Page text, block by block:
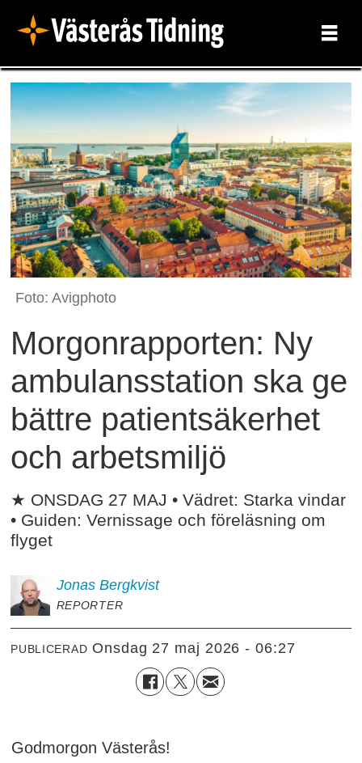
Foto: Avigphoto
Morgonrapporten: Ny
ambulansstation ska ge
bättre patientsäkerhet
och arbetsmiljö
★ ONSDAG 27 MAJ • Vädret: Starka vindar
• Guiden: Vernissage och föreläsning om
flyget
Jonas Bergkvist
REPORTER
PUBLICERAD onsdag 27 maj 2026 - 06:27
Godmorgon Västerås!